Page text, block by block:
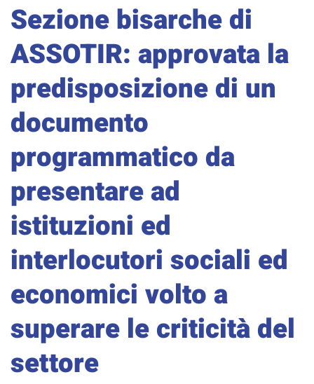
Sezione bisarche di
ASSOTIR: approvata la
predisposizione di un
documento
programmatico da
presentare ad
istituzioni ed
interlocutori sociali ed
economici volto a
superare le criticità del
settore